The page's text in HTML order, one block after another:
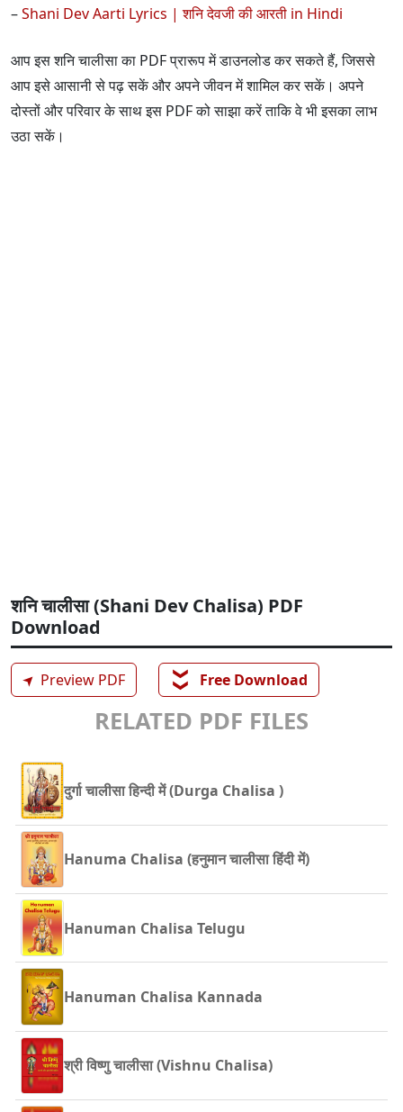
–Shani Dev Aarti Lyrics | शनि देवजी की आरती in Hindi
आप इस शनि चालीसा का PDF प्रारूप में डाउनलोड कर सकते हैं, जिससे
आप इसे आसानी से पढ़ सकें और अपने जीवन में शामिल कर सकें। अपने
दोस्तों और परिवार के साथ इस PDF को साझा करें ताकि वे भी इसका लाभ
उठा सकें।
शनि चालीसा (Shani Dev Chalisa) PDF
Download
➤ Preview PDF ❯❯ Free Download
RELATED PDF FILES
दुर्गा चालीसा हिन्दी में (Durga Chalisa )
Hanuma Chalisa (हनुमान चालीसा हिंदी में)
Hanuman Chalisa Telugu
Hanuman Chalisa Kannada
श्री विष्णु चालीसा (Vishnu Chalisa)